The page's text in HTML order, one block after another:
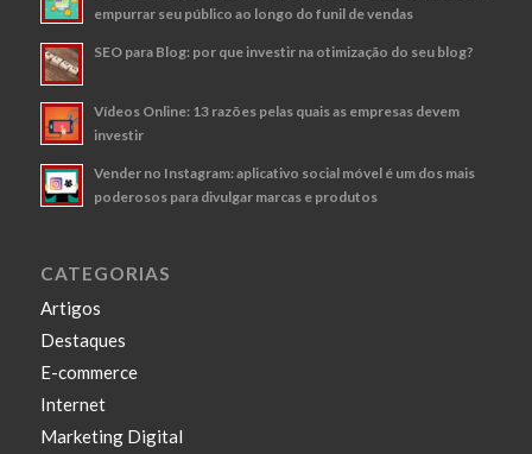
empurrar seu público ao longo do funil de vendas
SEO para Blog: por que investir na otimização do seu blog?
Vídeos Online: 13 razões pelas quais as empresas devem
investir
Vender no Instagram: aplicativo social móvel é um dos mais
poderosos para divulgar marcas e produtos
CATEGORIAS
Artigos
Destaques
E-commerce
Internet
Marketing Digital